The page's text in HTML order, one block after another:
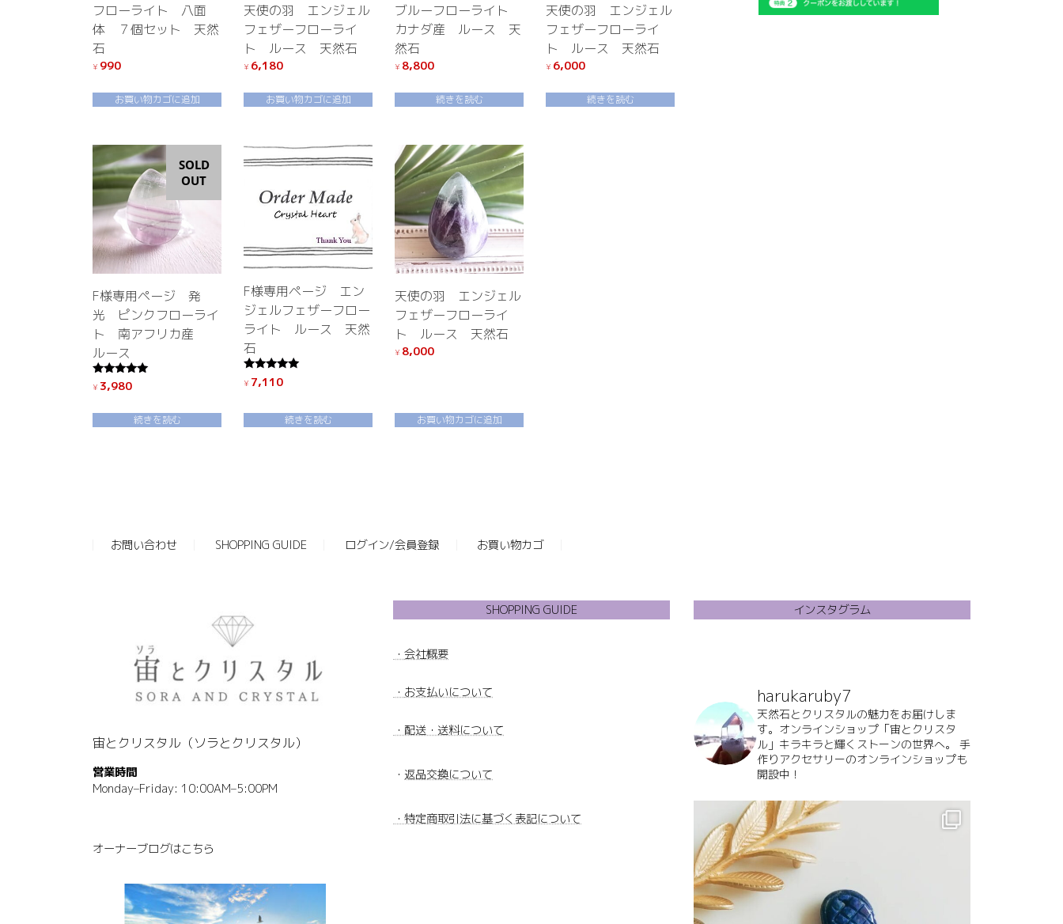
フローライト 八面
体 ７個セット 天然
石
¥ 990
お買い物カゴに追加
天使の羽 エンジェル
フェザーフローライ
ト ルース 天然石
¥ 6,180
お買い物カゴに追加
ブルーフローライト
カナダ産 ルース 天
然石
¥ 8,800
続きを読む
天使の羽 エンジェル
フェザーフローライ
ト ルース 天然石
¥ 6,000
続きを読む
SOLD
OUT
F様専用ページ 発
光 ピンクフローライ
ト 南アフリカ産
ルース
5段階中
5.00
¥ 3,980
続きを読む
F様専用ページ エン
ジェルフェザーフロー
ライト ルース 天然
石
5段階中
5.00
¥ 7,110
続きを読む
天使の羽 エンジェル
フェザーフローライ
ト ルース 天然石
¥ 8,000
お買い物カゴに追加
お問い合わせ SHOPPING GUIDE ログイン/会員登録 お買い物カゴ
宙とクリスタル（ソラとクリスタル）
営業時間
Monday–Friday: 10:00AM–5:00PM
オーナーブログはこちら
SHOPPING GUIDE
・ 会社概要
・ お支払いについて
・配送・送料について
・ 返品交換について
・特定商取引法に基づく表記について
インスタグラム
harukaruby7
天然石とクリスタルの魅力をお届けしま
す。オンラインショップ「宙とクリスタ
ル」キラキラと輝くストーンの世界へ。
手
作りアクセサリーのオンラインショップも
開設中！